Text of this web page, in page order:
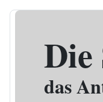
Zum Inhalt
Die
das